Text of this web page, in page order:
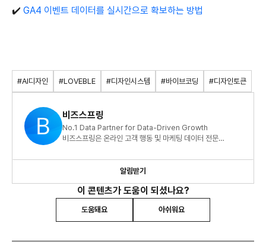
✔️ GA4 이벤트 데이터를 실시간으로 확보하는 방법
#AI디자인 #LOVEBLE #디자인시스템 #바이브코딩 #디자인토큰
비즈스프링
No.1 Data Partner for Data-Driven Growth
비즈스프링은 온라인 고객 행동 및 마케팅 데이터 전문
알림받기
이 콘텐츠가 도움이 되셨나요?
도움돼요 아쉬워요